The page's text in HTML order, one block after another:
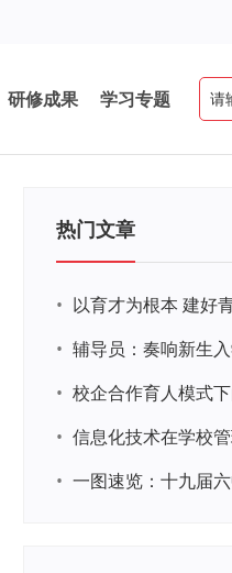
研修成果 学习专题
热门文章
• 以育才为根本 建好
• 辅导员：奏响新生
•
•
• 一图速览：十九届